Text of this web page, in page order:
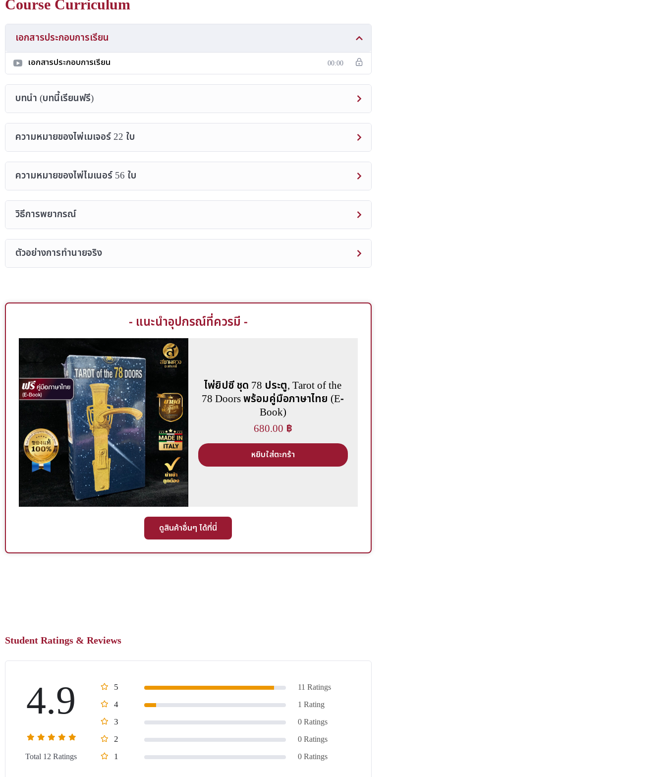
Course Curriculum
เอกสารประกอบการเรียน
เอกสารประกอบการเรียน 00:00
บทนำ (บทนี้เรียนฟรี)
ความหมายของไพ่เมเจอร์ 22 ใบ
ความหมายของไพ่ไมเนอร์ 56 ใบ
วิธีการพยากรณ์
ตัวอย่างการทำนายจริง
- แนะนำอุปกรณ์ที่ควรมี -
ไพ่ยิปซี ชุด 78 ประตู, Tarot of the
78 Doors พร้อมคู่มือภาษาไทย (E-
Book)
680.00 ฿
หยิบใส่ตะกร้า
ดูสินค้าอื่นๆ ได้ที่นี่
Student Ratings & Reviews
4.9
Total 12 Ratings
5 11 Ratings
4 1 Rating
3 0 Ratings
2 0 Ratings
1 0 Ratings